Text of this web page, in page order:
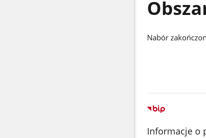
Nabór
Informacje o